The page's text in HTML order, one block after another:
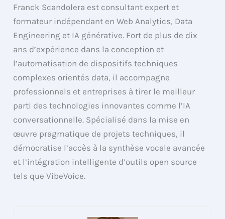
Franck Scandolera est consultant expert et
formateur indépendant en Web Analytics, Data
Engineering et IA générative. Fort de plus de dix
ans d’expérience dans la conception et
l’automatisation de dispositifs techniques
complexes orientés data, il accompagne
professionnels et entreprises à tirer le meilleur
parti des technologies innovantes comme l’IA
conversationnelle. Spécialisé dans la mise en
œuvre pragmatique de projets techniques, il
démocratise l’accès à la synthèse vocale avancée
et l’intégration intelligente d’outils open source
tels que VibeVoice.